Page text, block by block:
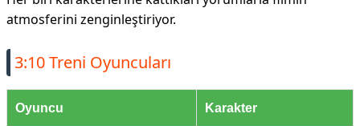
atmosferini zenginleştiriyor.
3:10 Treni Oyuncuları
Oyuncu Karakter